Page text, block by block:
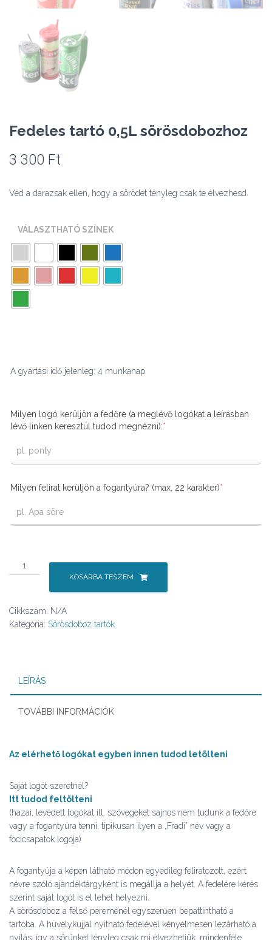
Fedeles tartó 0,5L sörösdobozhoz
3 300 Ft
Véd a darazsak ellen, hogy a sörödet tényleg csak te élvezhesd.
VÁLASZTHATÓ SZÍNEK
A gyártási idő jelenleg: 4 munkanap
Milyen logó kerüljön a fedőre (a meglévő logókat a leírásban
lévő linken keresztül tudod megnézni):*
Milyen felirat kerüljön a fogantyúra? (max. 22 karakter)*
Fedeles
tartó
mennyiség
KOSÁRBA TESZEM
Cikkszám: N/A
Kategória: Sörösdoboz tartók
LEÍRÁS
TOVÁBBI INFORMÁCIÓK
Az elérhető logókat egyben innen tudod letölteni
Saját logót szeretnél?
Itt tudod feltölteni
(hazai, levédett logókat ill. szövegeket sajnos nem tudunk a fedőre
vagy a fogantyúra tenni, tipikusan ilyen a „Fradi” név vagy a
focicsapatok logója)
A fogantyúja a képen látható módon egyedileg feliratozott, ezért
névre szóló ajándéktárgyként is megállja a helyét. A fedelére kérés
szerint saját logót is el lehet helyezni.
A sörösdoboz a felső pereménél egyszerűen bepattintható a
tartóba. A hüvelykujjal nyitható fedelével kényelmesen lezárható a
nyílás, így a sörünket tényleg csak mi élvezhetjük, mindenféle